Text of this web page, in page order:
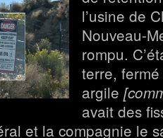
l’usine de
Nouveau-
rompu.
terre,
argile
avait des
et la compagnie le